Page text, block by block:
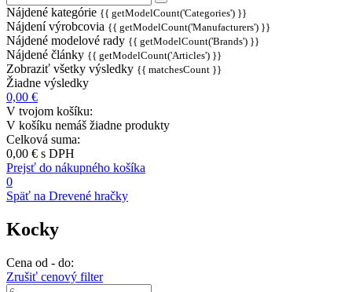
Nájdené kategórie {{ getModelCount('Categories') }}
Nájdení výrobcovia {{ getModelCount('Manufacturers') }}
Nájdené modelové rady {{ getModelCount('Brands') }}
Nájdené články {{ getModelCount('Articles') }}
Zobraziť všetky výsledky {{ matchesCount }}
Žiadne výsledky
0,00 €
V tvojom košíku:
V košíku nemáš žiadne produkty
Celková suma:
0,00 € s DPH
Prejsť do nákupného košíka
0
Späť na Drevené hračky
Kocky
Cena od - do:
Zrušiť cenový filter